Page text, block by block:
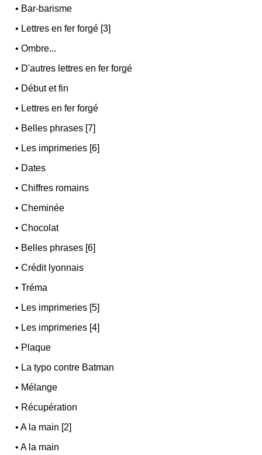
• Bar-barisme
• Lettres en fer forgé [3]
•Ombre...
• D'autres lettres en fer forgé
• Début et fin
• Lettres en fer forgé
• Belles phrases [7]
• Les imprimeries [6]
• Dates
•Chiffres romains
•Cheminée
•Chocolat
• Belles phrases [6]
•Crédit lyonnais
•Tréma
• Les imprimeries [5]
• Les imprimeries [4]
• Plaque
• La typo contre Batman
• Mélange
• Récupération
•A la main [2]
•A la main